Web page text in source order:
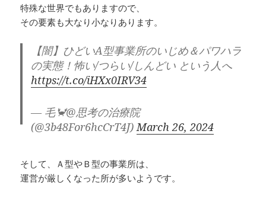
色んな知識を学ぶ事も大切ですが、
でも、その代償として、自分は、
ズタボロになるかもしれません。。。
その代償を体験で知った方。
３００円で買えるなら、
お買い得だと思います。
特殊な世界でもありますので、
その要素も大なり小なりあります。
【闇】ひどいA型事業所のいじめ＆パワハラ
の実態！怖い/つらい/しんどい という人へ
https://t.co/iHXx0IRV34
— 毛🦀@思考の治療院
(@3b48For6hcCrT4J) March 26, 2024
そして、Ａ型やＢ型の事業所は、
運営が厳しくなった所が多いようです。